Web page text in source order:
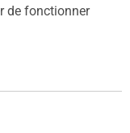
de fonctionner